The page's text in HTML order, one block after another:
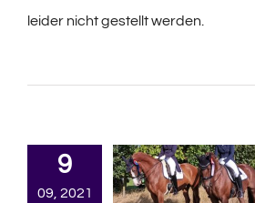
leider nicht gestellt werden.
9
09, 2021